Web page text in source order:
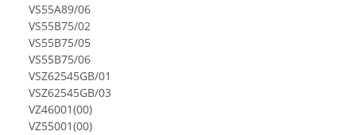
VS55A89/06
VS55B75/02
VS55B75/05
VS55B75/06
VSZ62545GB/01
VSZ62545GB/03
VZ46001(00)
VZ55001(00)